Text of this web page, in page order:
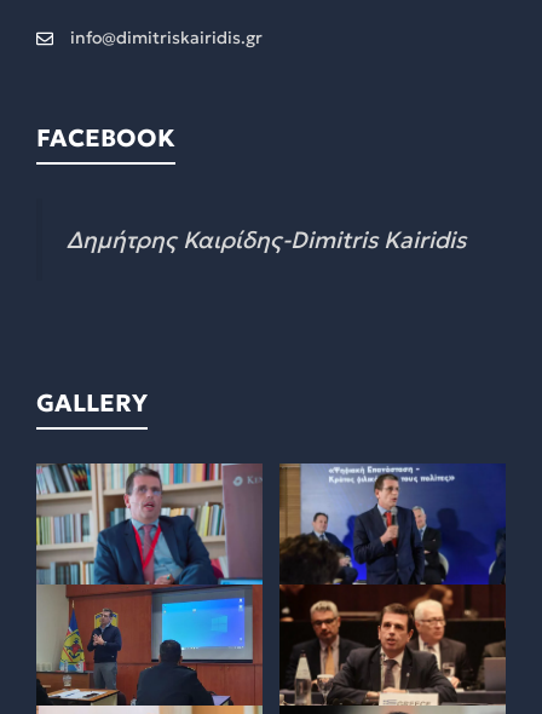
info@dimitriskairidis.gr
FACEBOOK
Δημήτρης Καιρίδης-Dimitris Kairidis
GALLERY